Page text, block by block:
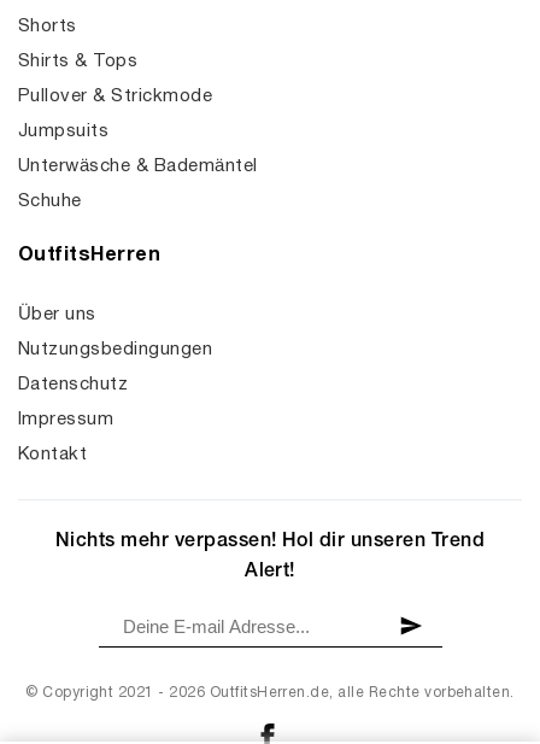
Shorts
Shirts & Tops
Pullover & Strickmode
Jumpsuits
Unterwäsche & Bademäntel
Schuhe
OutfitsHerren
Über uns
Nutzungsbedingungen
Datenschutz
Impressum
Kontakt
© Copyright 2021 - 2026 OutfitsHerren.de, alle Rechte vorbehalten.
Nichts mehr verpassen! Hol dir unseren Trend
Alert!